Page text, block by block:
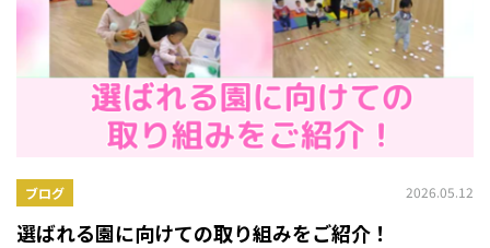
ブログ 2026.05.12
選ばれる園に向けての取り組みをご紹介！